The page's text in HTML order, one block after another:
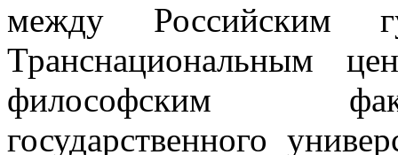
между Российским
Транснациональным
философским
государственного